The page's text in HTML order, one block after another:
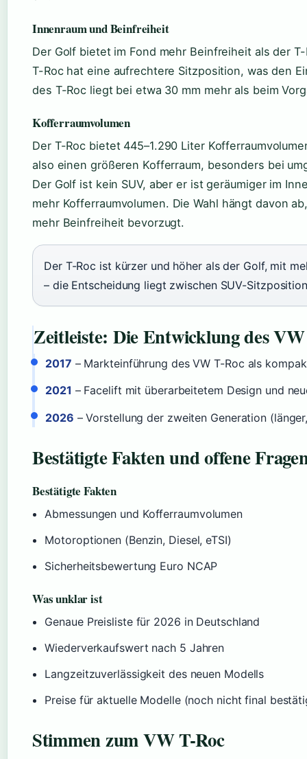
Innenraum und Beinfreiheit
Der Golf bietet im Fond mehr Beinfreiheit als der
T-Roc hat eine aufrechtere Sitzposition, was den
des T-Roc liegt bei etwa 30 mm mehr als beim
Kofferraumvolumen
Der T-Roc bietet 445–1.290 Liter
also einen größeren Kofferraum, besonders bei
Der Golf ist kein SUV, aber er ist geräumiger im
mehr Kofferraumvolumen. Die Wahl hängt davon
mehr Beinfreiheit bevorzugt.
Der T-Roc ist kürzer und höher als der Golf, mit
– die Entscheidung liegt zwischen SUV-
Zeitleiste: Die Entwicklung des
2017 – Markteinführung des VW T-Roc als
2021 – Facelift mit überarbeitetem Design und
2026 – Vorstellung der zweiten Generation
Bestätigte Fakten und offene
Bestätigte Fakten
Abmessungen und Kofferraumvolumen
Motoroptionen (Benzin, Diesel, eTSI)
Sicherheitsbewertung Euro NCAP
Was unklar ist
Genaue Preisliste für 2026 in Deutschland
Wiederverkaufswert nach 5 Jahren
Langzeitzuverlässigkeit des neuen Modells
Preise für aktuelle Modelle (noch nicht final
Stimmen zum VW T-Roc